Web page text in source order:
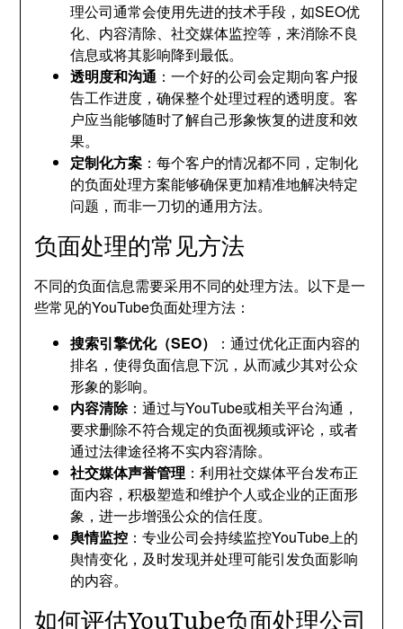
理公司通常会使用先进的技术手段，如SEO优
化、内容清除、社交媒体监控等，来消除不良
信息或将其影响降到最低。
透明度和沟通 ：一个好的公司会定期向客户报
告工作进度，确保整个处理过程的透明度。客
户应当能够随时了解自己形象恢复的进度和效
果。
定制化方案 ：每个客户的情况都不同，定制化
的负面处理方案能够确保更加精准地解决特定
问题，而非一刀切的通用方法。
负面处理的常见方法
不同的负面信息需要采用不同的处理方法。以下是一
些常见的YouTube负面处理方法：
搜索引擎优化（SEO）
：通过优化正面内容的
排名，使得负面信息下沉，从而减少其对公众
形象的影响。
内容清除：通过与YouTube或相关平台沟通，
要求删除不符合规定的负面视频或评论，或者
通过法律途径将不实内容清除。
社交媒体声誉管理 ：利用社交媒体平台发布正
面内容，积极塑造和维护个人或企业的正面形
象，进一步增强公众的信任度。
舆情监控 ：专业公司会持续监控YouTube上的
舆情变化，及时发现并处理可能引发负面影响
的内容。
如何评估YouTube负面处理公司